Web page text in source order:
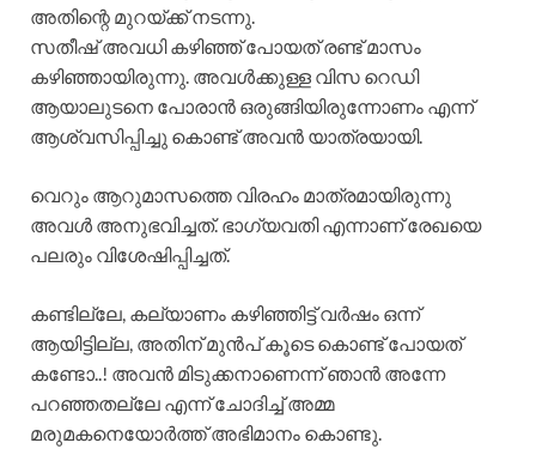
അതിന്റെ മുറയ്ക്ക് നടന്നു.
സതീഷ് അവധി കഴിഞ്ഞ് പോയത് രണ്ട് മാസം
കഴിഞ്ഞായിരുന്നു. അവൾക്കുള്ള വിസ റെഡി
ആയാലുടനെ പോരാൻ ഒരുങ്ങിയിരുന്നോണം എന്ന്
ആശ്വസിപ്പിച്ചു കൊണ്ട് അവൻ യാത്രയായി.
വെറും ആറുമാസത്തെ വിരഹം മാത്രമായിരുന്നു
അവൾ അനുഭവിച്ചത്. ഭാഗ്യവതി എന്നാണ് രേഖയെ
പലരും വിശേഷിപ്പിച്ചത്.
കണ്ടില്ലേ, കല്യാണം കഴിഞ്ഞിട്ട് വർഷം ഒന്ന്
ആയിട്ടില്ല, അതിന് മുൻപ് കൂടെ കൊണ്ട് പോയത്
കണ്ടോ..! അവൻ മിടുക്കനാണെന്ന് ഞാൻ അന്നേ
പറഞ്ഞതല്ലേ എന്ന് ചോദിച്ച് അമ്മ
മരുമകനെയോർത്ത് അഭിമാനം കൊണ്ടു.